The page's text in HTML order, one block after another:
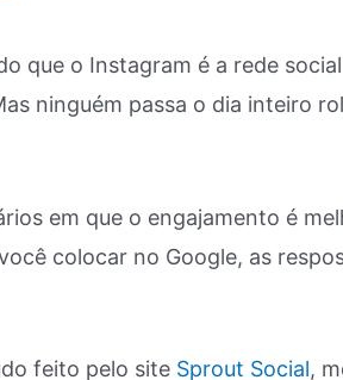
que o Instagram é a rede
ninguém passa o dia inteiro
em que o engajamento é
colocar no Google, as
feito pelo site Sprout Social,